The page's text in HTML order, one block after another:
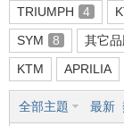
車
TRIUMPH
4
SYM
8 其它
KTM
APRILIA
全部主題 最新